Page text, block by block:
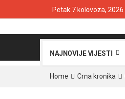
Petak 7 kolovoza, 2026
NAJNOVIJE VIJESTI
Home Crna kronika